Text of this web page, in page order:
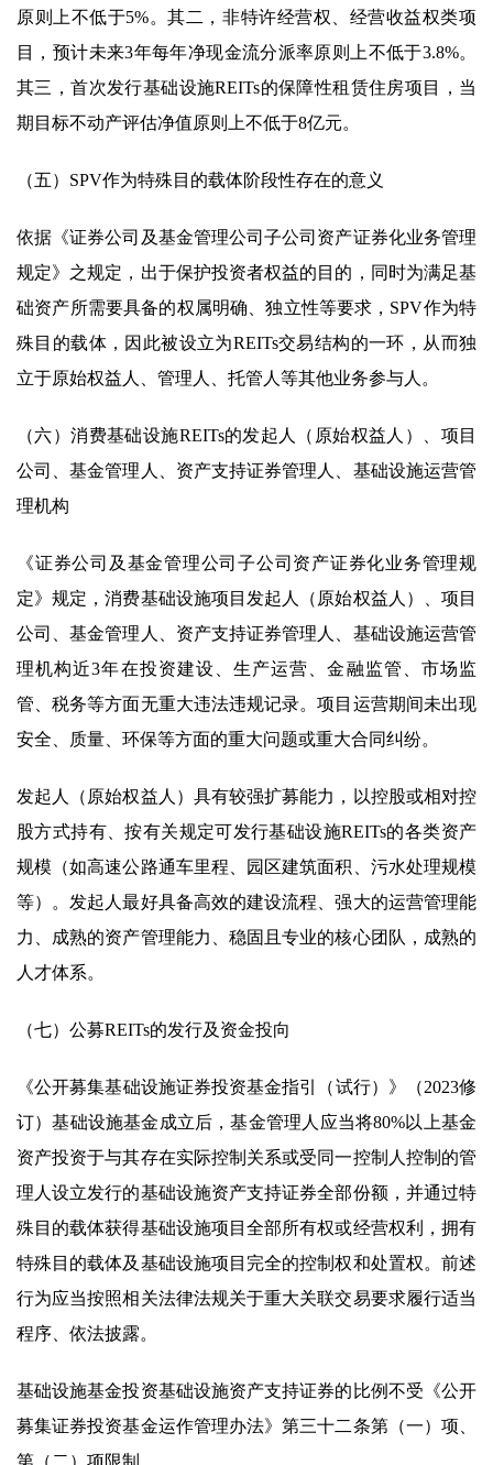
原则上不低于5%。其二，非特许经营权、经营收益权类项
目，预计未来3年每年净现金流分派率原则上不低于3.8%。
其三，首次发行基础设施REITs的保障性租赁住房项目，当
期目标不动产评估净值原则上不低于8亿元。
（五）SPV作为特殊目的载体阶段性存在的意义
依据《证券公司及基金管理公司子公司资产证券化业务管理
规定》之规定，出于保护投资者权益的目的，同时为满足基
础资产所需要具备的权属明确、独立性等要求，SPV作为特
殊目的载体，因此被设立为REITs交易结构的一环，从而独
立于原始权益人、管理人、托管人等其他业务参与人。
（六）消费基础设施REITs的发起人（原始权益人）、项目
公司、基金管理人、资产支持证券管理人、基础设施运营管
理机构
《证券公司及基金管理公司子公司资产证券化业务管理规
定》规定，消费基础设施项目发起人（原始权益人）、项目
公司、基金管理人、资产支持证券管理人、基础设施运营管
理机构近3年在投资建设、生产运营、金融监管、市场监
管、税务等方面无重大违法违规记录。项目运营期间未出现
安全、质量、环保等方面的重大问题或重大合同纠纷。
发起人（原始权益人）具有较强扩募能力，以控股或相对控
股方式持有、按有关规定可发行基础设施REITs的各类资产
规模（如高速公路通车里程、园区建筑面积、污水处理规模
等）。发起人最好具备高效的建设流程、强大的运营管理能
力、成熟的资产管理能力、稳固且专业的核心团队，成熟的
人才体系。
（七）公募REITs的发行及资金投向
《公开募集基础设施证券投资基金指引（试行）》（2023修
订）基础设施基金成立后，基金管理人应当将80%以上基金
资产投资于与其存在实际控制关系或受同一控制人控制的管
理人设立发行的基础设施资产支持证券全部份额，并通过特
殊目的载体获得基础设施项目全部所有权或经营权利，拥有
特殊目的载体及基础设施项目完全的控制权和处置权。前述
行为应当按照相关法律法规关于重大关联交易要求履行适当
程序、依法披露。
基础设施基金投资基础设施资产支持证券的比例不受《公开
募集证券投资基金运作管理办法》第三十二条第（一）项、
第（二）项限制。